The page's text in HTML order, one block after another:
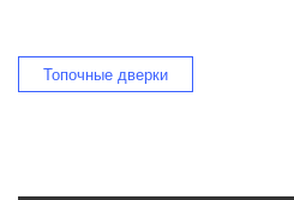
Топочные дверки